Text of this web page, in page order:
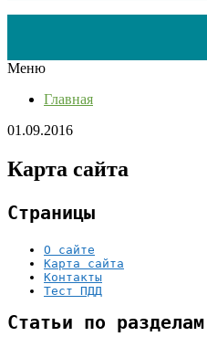
Меню
Главная
01.09.2016
Карта сайта
Страницы
О сайте
Карта сайта
Контакты
Тест ПДД
Статьи по разделам